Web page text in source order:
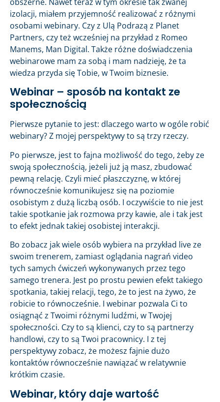
izolacji, miałem przyjemność realizować z różnymi
osobami webinary. Czy z Ulą Podrazą z Planet
Partners, czy też wcześniej na przykład z Romeo
Manems, Man Digital. Także różne doświadczenia
webinarowe mam za sobą i mam nadzieję, że ta
wiedza przyda się Tobie, w Twoim biznesie.
Webinar – sposób na kontakt ze
społecznością
Pierwsze pytanie to jest: dlaczego warto w ogóle robić
webinary? Z mojej perspektywy to są trzy rzeczy.
Po pierwsze, jest to fajna możliwość do tego, żeby ze
swoją społecznością, jeżeli już ją masz, zbudować
pewną relację. Czyli mieć płaszczyznę, w której
równocześnie komunikujesz się na poziomie
osobistym z dużą liczbą osób. I oczywiście to nie jest
takie spotkanie jak rozmowa przy kawie, ale i tak jest
to efekt jednak takiej osobistej interakcji.
Bo zobacz jak wiele osób wybiera na przykład live ze
swoim trenerem, zamiast oglądania nagrań video
tych samych ćwiczeń wykonywanych przez tego
samego trenera. Jest po prostu pewien efekt takiego
spotkania, takiej relacji, tego, że to jest na żywo, że
robicie to równocześnie. I webinar pozwala Ci to
osiągnąć z Twoimi różnymi ludźmi, w Twojej
społeczności. Czy to są klienci, czy to są partnerzy
handlowi, czy to są Twoi pracownicy. I z tej
perspektywy zobacz, że możesz fajnie dużo
kontaktów równocześnie nawiązać w relatywnie
krótkim czasie.
Webinar, który daje wartość